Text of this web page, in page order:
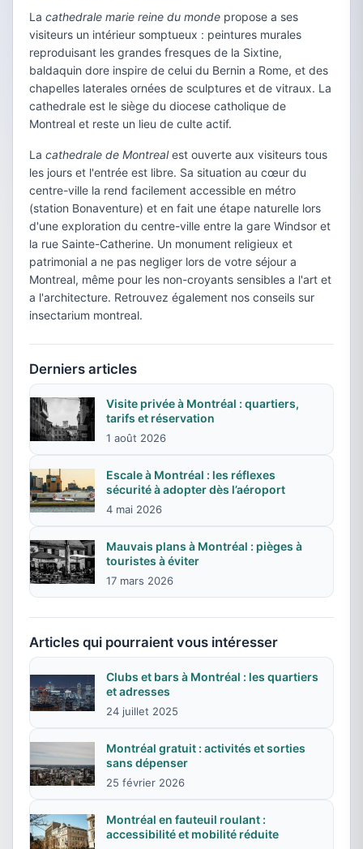
La cathedrale marie reine du monde propose a ses
visiteurs un intérieur somptueux : peintures murales
reproduisant les grandes fresques de la Sixtine,
baldaquin dore inspire de celui du Bernin a Rome, et des
chapelles laterales ornées de sculptures et de vitraux. La
cathedrale est le siège du diocese catholique de
Montreal et reste un lieu de culte actif.
La cathedrale de Montrealest ouverte aux visiteurs tous
les jours et l'entrée est libre. Sa situation au cœur du
centre-ville la rend facilement accessible en métro
(station Bonaventure) et en fait une étape naturelle lors
d'une exploration du centre-ville entre la gare Windsor et
la rue Sainte-Catherine. Un monument religieux et
patrimonial a ne pas negliger lors de votre séjour a
Montreal, même pour les non-croyants sensibles a l'art et
a l'architecture. Retrouvez également nos conseils sur
insectarium montreal.
Derniers articles
Visite privée à Montréal : quartiers,
tarifs et réservation
1 août 2026
Escale à Montréal : les réflexes
sécurité à adopter dès l’aéroport
4 mai 2026
Mauvais plans à Montréal : pièges à
touristes à éviter
17 mars 2026
Articles qui pourraient vous intéresser
Clubs et bars à Montréal : les quartiers
et adresses
24 juillet 2025
Montréal gratuit : activités et sorties
sans dépenser
25 février 2026
Montréal en fauteuil roulant :
accessibilité et mobilité réduite